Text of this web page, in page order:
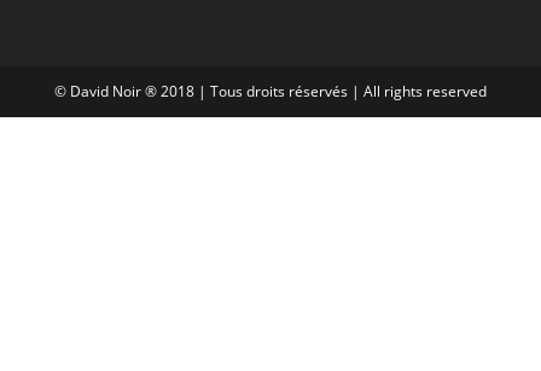
© David Noir ® 2018 | Tous droits réservés | All rights reserved